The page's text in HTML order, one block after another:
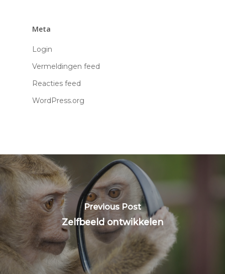
Meta
Login
Vermeldingen feed
Reacties feed
WordPress.org
Previous Post
Zelfbeeld ontwikkelen